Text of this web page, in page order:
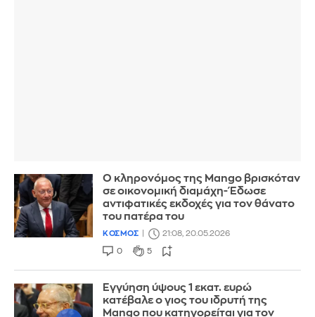
Ο κληρονόμος της Mango βρισκόταν
σε οικονομική διαμάχη- Έδωσε
αντιφατικές εκδοχές για τον θάνατο
του πατέρα του
ΚΟΣΜΟΣ 21:08, 20.05.2026
0 5
Εγγύηση ύψους 1 εκατ. ευρώ
κατέβαλε ο γιος του ιδρυτή της
Mango που κατηγορείται για τον